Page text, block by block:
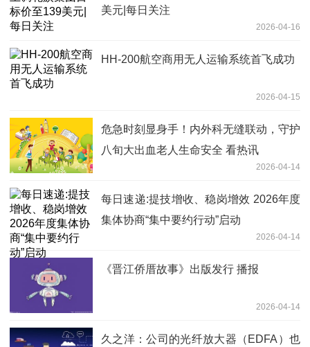
美元|每日关注
2026-04-16
HH-200航空商用无人运输系统首飞成功
2026-04-15
危急时刻显身手！内外科无缝联动，守护
八旬大出血老人生命安全 看热讯
2026-04-14
每日速递:提技增收、稳岗增效 2026年度
集体协商“集中要约行动”启动
2026-04-14
《晋江侨厝故事》出版发行 播报
2026-04-14
久之洋：公司的光纤放大器（EDFA）也